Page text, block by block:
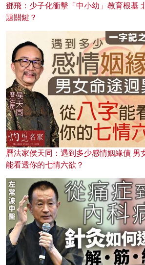
鄧飛：少子化衝擊「中小幼」教育根基
題關鍵？
曆法家侯天同：遇到多少感情姻緣債 男
能看透你的七情六欲？